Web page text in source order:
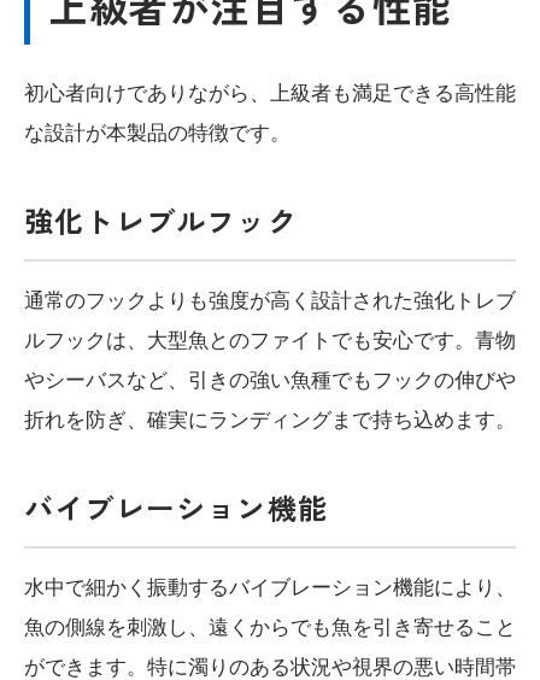
初心者向けでありながら、上級者も満足できる高性能
な設計が本製品の特徴です。
強化トレブルフック
通常のフックよりも強度が高く設計された強化トレブ
ルフックは、大型魚とのファイトでも安心です。青物
やシーバスなど、引きの強い魚種でもフックの伸びや
折れを防ぎ、確実にランディングまで持ち込めます。
バイブレーション機能
水中で細かく振動するバイブレーション機能により、
魚の側線を刺激し、遠くからでも魚を引き寄せること
ができます。特に濁りのある状況や視界の悪い時間帯